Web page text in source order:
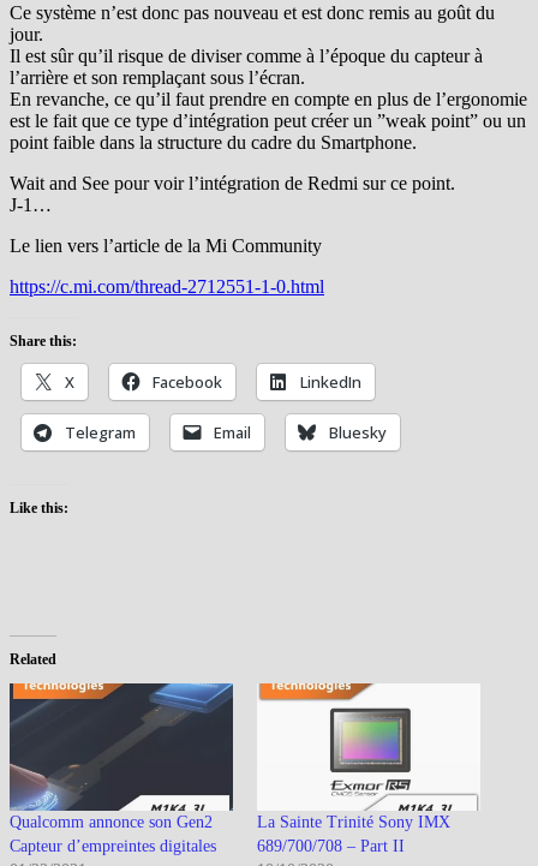
Ce système n’est donc pas nouveau et est donc remis au goût du
jour.
Il est sûr qu’il risque de diviser comme à l’époque du capteur à
l’arrière et son remplaçant sous l’écran.
En revanche, ce qu’il faut prendre en compte en plus de l’ergonomie
est le fait que ce type d’intégration peut créer un ”weak point” ou un
point faible dans la structure du cadre du Smartphone.
Wait and See pour voir l’intégration de Redmi sur ce point.
J-1…
Le lien vers l’article de la Mi Community
https://c.mi.com/thread-2712551-1-0.html
Share this:
X Facebook LinkedIn
Telegram Email Bluesky
Like this:
Related
Qualcomm annonce son Gen2
Capteur d’empreintes digitales
La Sainte Trinité Sony IMX
689/700/708 – Part II